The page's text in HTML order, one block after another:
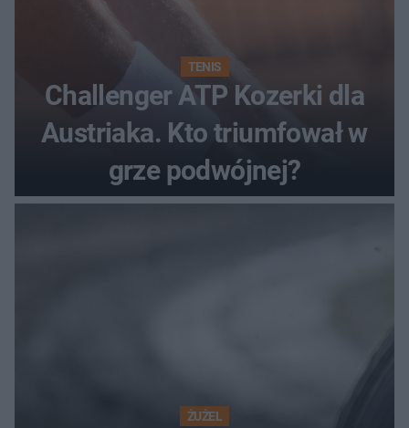
TENIS
Challenger ATP Kozerki dla
Austriaka. Kto triumfował w
grze podwójnej?
ŻUŻEL